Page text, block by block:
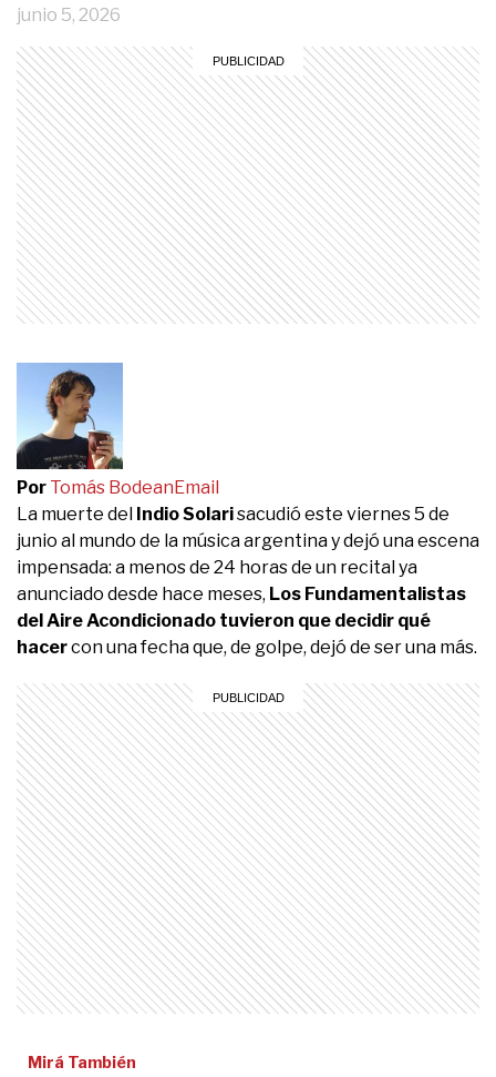
junio 5, 2026
Por Tomás BodeanEmail
La muerte del Indio Solarisacudió este viernes 5 de
junio al mundo de la música argentina y dejó una escena
impensada: a menos de 24 horas de un recital ya
anunciado desde hace meses, Los Fundamentalistas
del Aire Acondicionado tuvieron que decidir qué
hacercon una fecha que, de golpe, dejó de ser una más.
Mirá También